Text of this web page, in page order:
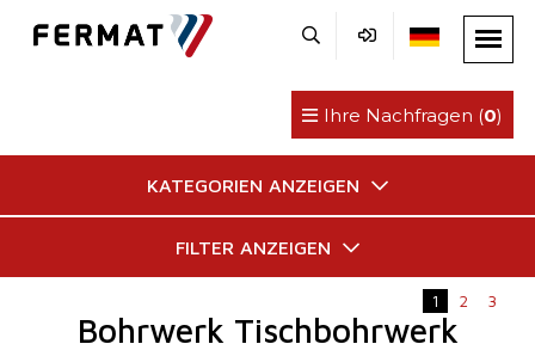
Ihre Nachfragen (0)
KATEGORIEN ANZEIGEN
FILTER ANZEIGEN
1 2 3
Bohrwerk Tischbohrwerk